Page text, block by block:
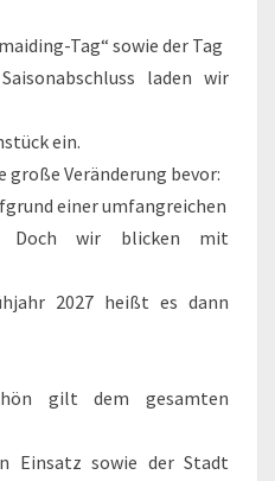
Tag“ sowie der Tag
laden wir
ein.
Veränderung bevor:
einer umfangreichen
Doch wir blicken mit
2027 heißt es dann
gilt dem gesamten
Einsatz sowie der Stadt